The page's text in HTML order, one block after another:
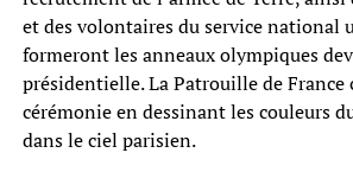
et des volontaires du service national
formeront les anneaux olympiques
présidentielle. La Patrouille de France
cérémonie en dessinant les couleurs
dans le ciel parisien.